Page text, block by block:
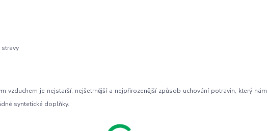
vzduchem je nejstarší, nejšetrnější a nejpřirozenější způsob uchování potravin, který nám
syntetické doplňky.